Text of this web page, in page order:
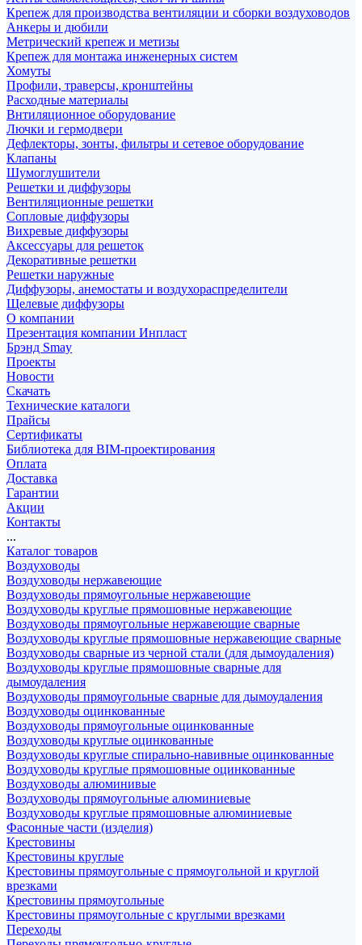
Крепеж для производства вентиляции и сборки воздуховодов
Анкеры и дюбили
Метрический крепеж и метизы
Крепеж для монтажа инженерных систем
Хомуты
Профили, траверсы, кронштейны
Расходные материалы
Внтиляционное оборудование
Лючки и гермодвери
Дефлекторы, зонты, фильтры и сетевое оборудование
Клапаны
Шумоглушители
Решетки и диффузоры
Вентиляционные решетки
Сопловые диффузоры
Вихревые диффузоры
Аксессуары для решеток
Декоративные решетки
Решетки наружные
Диффузоры, анемостаты и воздухораспределители
Щелевые диффузоры
О компании
Презентация компании Инпласт
Брэнд Smay
Проекты
Новости
Скачать
Технические каталоги
Прайсы
Сертификаты
Библиотека для BIM-проектирования
Оплата
Доставка
Гарантии
Акции
Контакты
...
Каталог товаров
Воздуховоды
Воздуховоды нержавеющие
Воздуховоды прямоугольные нержавеющие
Воздуховоды круглые прямошовные нержавеющие
Воздуховоды прямоугольные нержавеющие сварные
Воздуховоды круглые прямошовные нержавеющие сварные
Воздуховоды сварные из черной стали (для дымоудаления)
Воздуховоды круглые прямошовные сварные для
дымоудаления
Воздуховоды прямоугольные сварные для дымоудаления
Воздуховоды оцинкованные
Воздуховоды прямоугольные оцинкованные
Воздуховоды круглые оцинкованные
Воздуховоды круглые спирально-навивные оцинкованные
Воздуховоды круглые прямошовные оцинкованные
Воздуховоды алюминивые
Воздуховоды прямоугольные алюминиевые
Воздуховоды круглые прямошовные алюминиевые
Фасонные части (изделия)
Крестовины
Крестовины круглые
Крестовины прямоугольные с прямоугольной и круглой
врезками
Крестовины прямоугольные
Крестовины прямоугольные с круглыми врезками
Переходы